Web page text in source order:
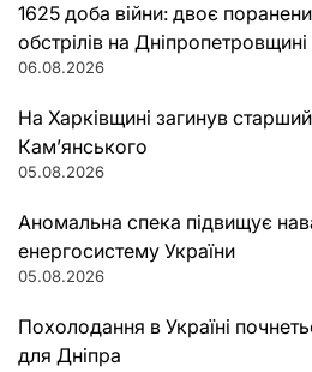
1625 доба війни: двоє
обстрілів на Дніпропетровщині
06.08.2026
На Харківщині загинув
Кам’янського
05.08.2026
Аномальна спека підвищує
енергосистему України
05.08.2026
Похолодання в Україні
для Дніпра